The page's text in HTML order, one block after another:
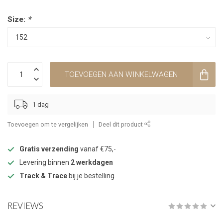
Size: *
TOEVOEGEN AAN WINKELWAGEN
1 dag
Toevoegen om te vergelijken Deel dit product
Gratis verzending vanaf €75,-
Levering binnen 2 werkdagen
Track & Trace bij je bestelling
REVIEWS